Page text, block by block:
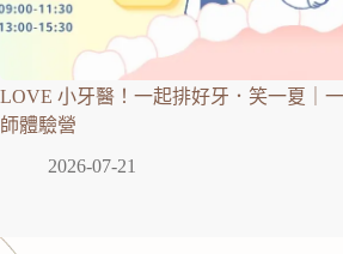
LOVE 小牙醫！一起排好牙．笑一夏｜
師體驗營
2026-07-21